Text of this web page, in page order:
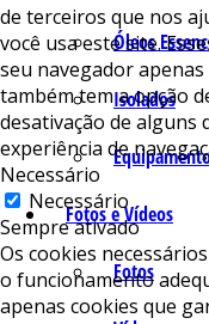
Óleos
Isolados
Fotos e Vídeos
Fotos
de terceiros que nos
você usa este site.
seu navegador
também tem a opção
desativação de alguns
experiência de
Necessário
Necessário
Sempre ativado
Os cookies
o funcionamento
apenas cookies que